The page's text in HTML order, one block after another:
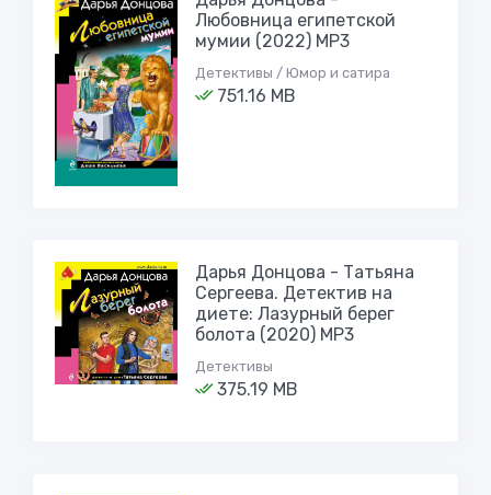
Любовница египетской
мумии (2022) МР3
Детективы / Юмор и сатира
751.16 MB
Дарья Донцова - Татьяна
Сергеева. Детектив на
диете: Лазурный берег
болота (2020) МР3
Детективы
375.19 MB